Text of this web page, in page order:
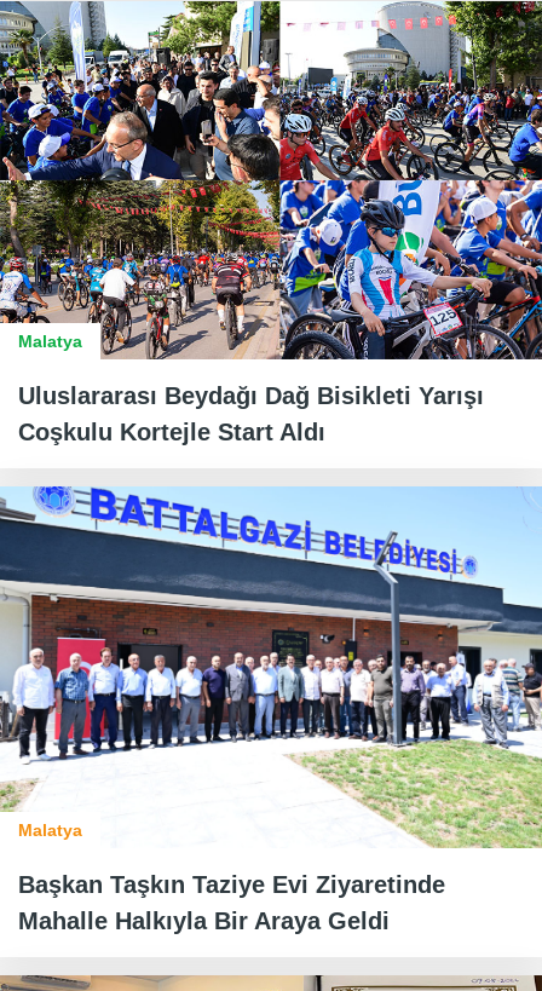
Malatya
Uluslararası Beydağı Dağ Bisikleti Yarışı
Coşkulu Kortejle Start Aldı
Malatya
Başkan Taşkın Taziye Evi Ziyaretinde
Mahalle Halkıyla Bir Araya Geldi